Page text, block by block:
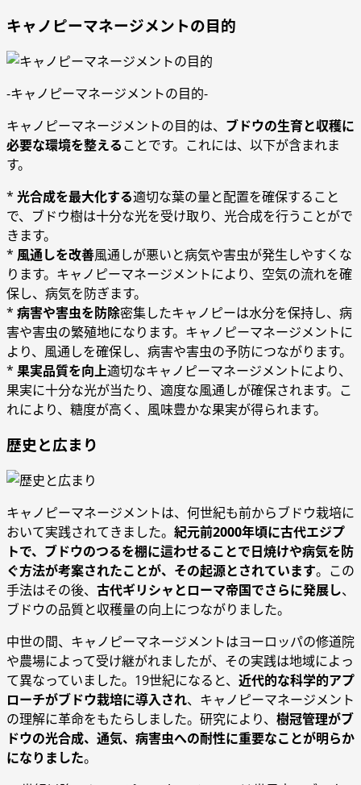
キャノピーマネージメントの目的
-キャノピーマネージメントの目的-
キャノピーマネージメントの目的は、 ブドウの生育と収穫に
必要な環境を整えることです。これには、以下が含まれま
す。
* 光合成を最大化する適切な葉の量と配置を確保すること
で、ブドウ樹は十分な光を受け取り、光合成を行うことがで
きます。
* 風通しを改善風通しが悪いと病気や害虫が発生しやすくな
ります。キャノピーマネージメントにより、空気の流れを確
保し、病気を防ぎます。
* 病害や害虫を防除密集したキャノピーは水分を保持し、病
害や害虫の繁殖地になります。キャノピーマネージメントに
より、風通しを確保し、病害や害虫の予防につながります。
* 果実品質を向上適切なキャノピーマネージメントにより、
果実に十分な光が当たり、適度な風通しが確保されます。こ
れにより、糖度が高く、風味豊かな果実が得られます。
歴史と広まり
キャノピーマネージメントは、何世紀も前からブドウ栽培に
おいて実践されてきました。 紀元前2000年頃に古代エジプ
トで、ブドウのつるを棚に這わせることで日焼けや病気を防
ぐ方法が考案されたことが、その起源とされています。この
手法はその後、 古代ギリシャとローマ帝国でさらに発展し、
ブドウの品質と収穫量の向上につながりました。
中世の間、キャノピーマネージメントはヨーロッパの修道院
や農場によって受け継がれましたが、その実践は地域によっ
て異なっていました。19世紀になると、 近代的な科学的アプ
ローチがブドウ栽培に導入され、キャノピーマネージメント
の理解に革命をもたらしました。研究により、 樹冠管理がブ
ドウの光合成、通気、病害虫への耐性に重要なことが明らか
になりました。